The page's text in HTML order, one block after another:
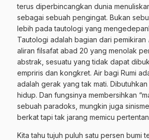
terus diperbincangkan dunia
sebagai sebuah pengingat. Bukan
lebih pada tautologi yang
Tautologi adalah bagian dari pemikiran
aliran filsafat abad 20 yang menolak
abstrak, sesuatu yang tidak dapat
empriris dan kongkret. Air bagi Rumi
adalah gerak yang tak mati.
hidup. Dan fungsinya membersihkan
sebuah paradoks, mungkin juga
berkat tapi tak jarang memicu
Kita tahu tujuh puluh satu persen bumi